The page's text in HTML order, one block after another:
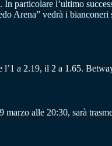
particolare l’ultimo
Arena” vedrà i
a 2.19, il 2 a 1.65.
alle 20:30, sarà